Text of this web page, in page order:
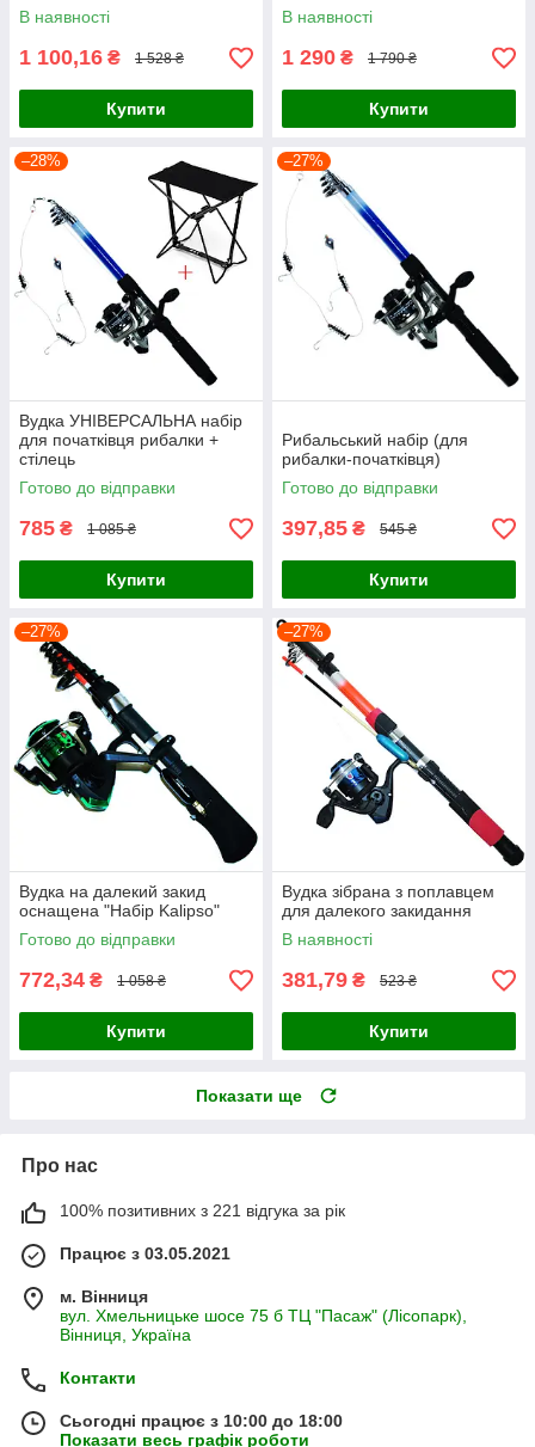
В наявності
1 100,16 ₴ 1 528 ₴
Купити
В наявності
1 290 ₴ 1 790 ₴
Купити
–28%
Вудка УНІВЕРСАЛЬНА набір
для початківця рибалки +
стілець
Готово до відправки
785 ₴ 1 085 ₴
Купити
–27%
Рибальський набір (для
рибалки-початківця)
Готово до відправки
397,85 ₴ 545 ₴
Купити
–27%
Вудка на далекий закид
оснащена "Набір Kalipso"
Готово до відправки
772,34 ₴ 1 058 ₴
Купити
–27%
Вудка зібрана з поплавцем
для далекого закидання
В наявності
381,79 ₴ 523 ₴
Купити
Показати ще
Про нас
100% позитивних з 221 відгука за рік
Працює з 03.05.2021
м. Вінниця
вул. Хмельницьке шосе 75 б ТЦ "Пасаж" (Лісопарк),
Вінниця, Україна
Контакти
Сьогодні працює з 10:00 до 18:00
Показати весь графік роботи